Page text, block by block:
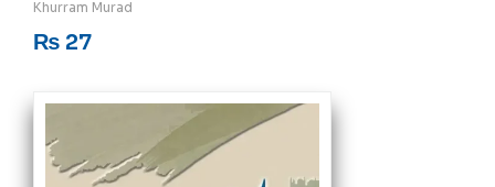
Khurram Murad
₨ 27